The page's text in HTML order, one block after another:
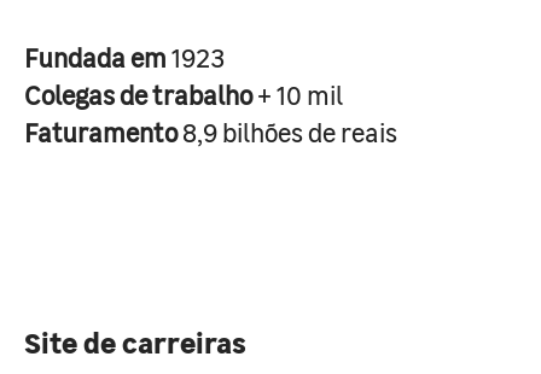
Fundada em1923
Colegas de trabalho+ 10 mil
Faturamento8,9 bilhões de reais
Site de carreiras